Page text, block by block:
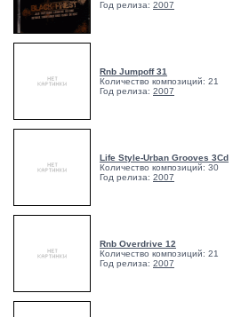
Год релиза: 2007
Rnb Jumpoff 31
Количество композиций: 21
Год релиза: 2007
Life Style-Urban Grooves 3Cd
Количество композиций: 30
Год релиза: 2007
Rnb Overdrive 12
Количество композиций: 21
Год релиза: 2007